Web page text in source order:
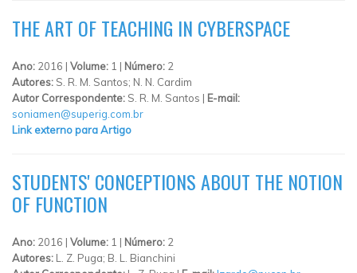
THE ART OF TEACHING IN CYBERSPACE
Ano: 2016 | Volume: 1 | Número: 2
Autores: S. R. M. Santos; N. N. Cardim
Autor Correspondente: S. R. M. Santos | E-mail:
soniamen@superig.com.br
Link externo para Artigo
STUDENTS' CONCEPTIONS ABOUT THE NOTION
OF FUNCTION
Ano: 2016 | Volume: 1 | Número: 2
Autores: L. Z. Puga; B. L. Bianchini